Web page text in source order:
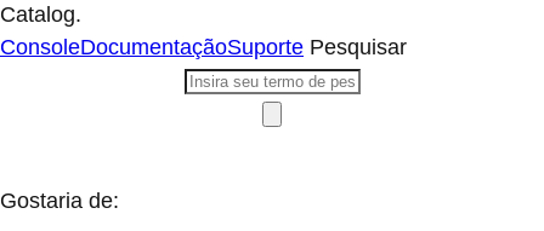
Catalog.
ConsoleDocumentaçãoSuporte Pesquisar
Gostaria de: